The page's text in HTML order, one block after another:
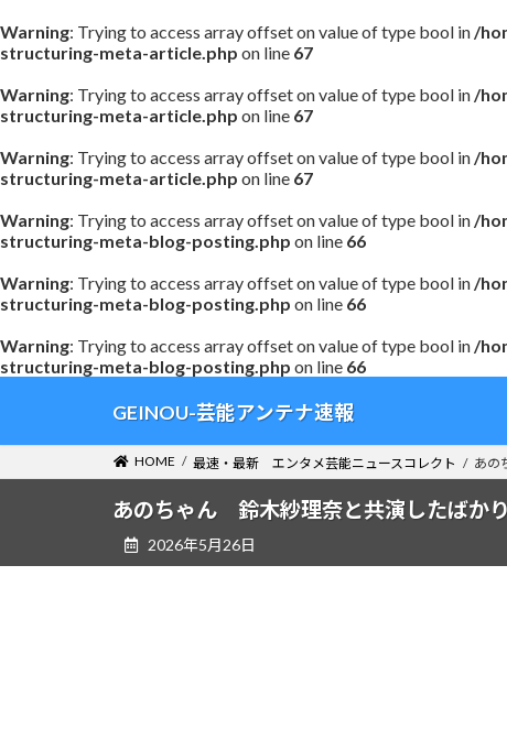
Warning: Trying to access array offset on value of type bool in/
structuring-meta-article.php on line 67
Warning: Trying to access array offset on value of type bool in/
structuring-meta-article.php on line 67
Warning: Trying to access array offset on value of type bool in/
structuring-meta-article.php on line 67
Warning: Trying to access array offset on value of type bool in/
structuring-meta-blog-posting.php on line 66
Warning: Trying to access array offset on value of type bool in/
structuring-meta-blog-posting.php on line 66
Warning: Trying to access array offset on value of type bool in/
structuring-meta-blog-posting.php on line 66
テ
ゲ
GEINOU-芸能アンテナ速報
HOME 最速・最新 エンタメ芸能ニュースコレクト あの
あのちゃん 鈴木紗理奈と共演したばか
2026年5月26日